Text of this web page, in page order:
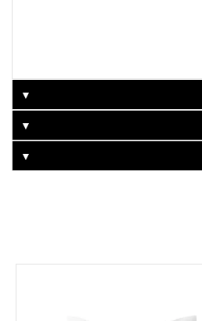
▼
▼
▼